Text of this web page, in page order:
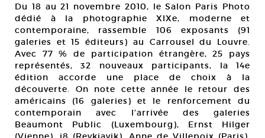
Du 18 au 21 novembre 2010, le Salon Paris Photo
dédié à la photographie XIXe, moderne et
contemporaine, rassemble 106 exposants (91
galeries et 15 éditeurs) au Carrousel du Louvre.
Avec 77 % de participation étrangère, 25 pays
représentés, 32 nouveaux participants, la 14e
édition accorde une place de choix à la
découverte. On note cette année le retour des
américains (16 galeries) et le renforcement du
contemporain avec l’arrivée des galeries
Beaumont Public (Luxembourg), Ernst Hilger